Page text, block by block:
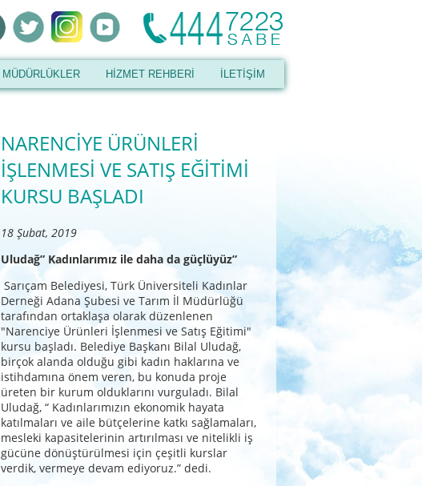
MÜDÜRLÜKLER HİZMET REHBERİ İLETİŞİM
NARENCİYE ÜRÜNLERİ
İŞLENMESİ VE SATIŞ EĞİTİMİ
KURSU BAŞLADI
18 Şubat, 2019
Uludağ” Kadınlarımız ile daha da güçlüyüz”
Sarıçam Belediyesi, Türk Üniversiteli Kadınlar
Derneği Adana Şubesi ve Tarım İl Müdürlüğü
tarafından ortaklaşa olarak düzenlenen
"Narenciye Ürünleri İşlenmesi ve Satış Eğitimi"
kursu başladı. Belediye Başkanı Bilal Uludağ,
birçok alanda olduğu gibi kadın haklarına ve
istihdamına önem veren, bu konuda proje
üreten bir kurum olduklarını vurguladı. Bilal
Uludağ, “ Kadınlarımızın ekonomik hayata
katılmaları ve aile bütçelerine katkı sağlamaları,
mesleki kapasitelerinin artırılması ve nitelikli iş
gücüne dönüştürülmesi için çeşitli kurslar
verdik, vermeye devam ediyoruz.” dedi.